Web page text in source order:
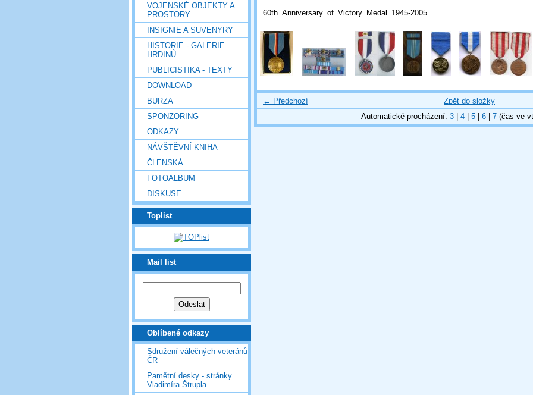
VOJENSKÉ OBJEKTY A
PROSTORY
INSIGNIE A SUVENYRY
HISTORIE - GALERIE
HRDINŮ
PUBLICISTIKA - TEXTY
DOWNLOAD
BURZA
SPONZORING
ODKAZY
NÁVŠTĚVNÍ KNIHA
ČLENSKÁ
FOTOALBUM
DISKUSE
Toplist
Mail list
Oblíbené odkazy
Sdružení válečných veteránů
ČR
Pamětní desky - stránky
Vladimíra Štrupla
60th_Anniversary_of_Victory_Medal_1945-2005
← Předchozí
Zpět do složky
Automatické procházení: 3| 4| 5| 6| 7(čas ve